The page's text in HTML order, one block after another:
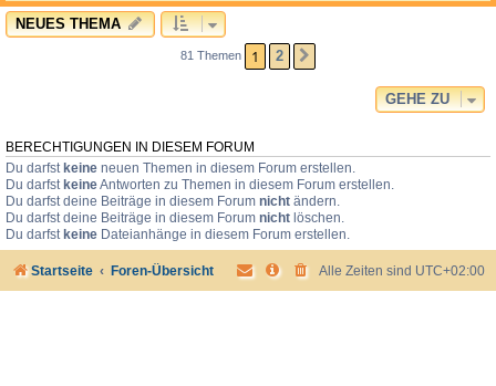
NEUES THEMA
81 Themen 1 2
GEHE ZU
BERECHTIGUNGEN IN DIESEM FORUM
Du darfst keine neuen Themen in diesem Forum erstellen.
Du darfst keineAntworten zu Themen in diesem Forum erstellen.
Du darfst deine Beiträge in diesem Forum nicht ändern.
Du darfst deine Beiträge in diesem Forum nicht löschen.
Du darfst keine Dateianhänge in diesem Forum erstellen.
Startseite Foren-Übersicht Alle Zeiten sind UTC+02:00